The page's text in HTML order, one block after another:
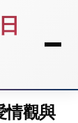
情觀與